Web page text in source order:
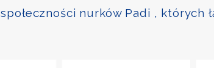
społeczności nurków Padi , których